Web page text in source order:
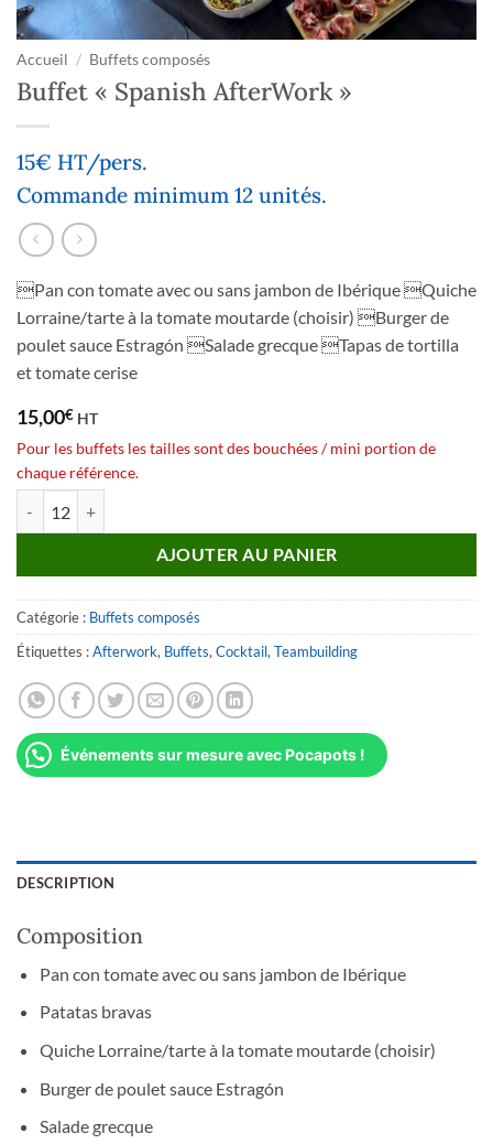
Accueil / Buffets composés
Buffet « Spanish AfterWork »
15€ HT/pers.
Commande minimum 12 unités.
Pan con tomate avec ou sans jambon de Ibérique Quiche
Lorraine/tarte à la tomate moutarde (choisir) Burger de
poulet sauce Estragón Salade grecque Tapas de tortilla
et tomate cerise
15,00€ HT
Pour les buffets les tailles sont des bouchées / mini portion de
chaque référence.
AJOUTER AU PANIER
Catégorie : Buffets composés
Étiquettes :Afterwork, Buffets,Cocktail,Teambuilding
Événements sur mesure avec Pocapots !
DESCRIPTION
Composition
Pan con tomate avec ou sans jambon de Ibérique
Patatas bravas
Quiche Lorraine/tarte à la tomate moutarde (choisir)
Burger de poulet sauce Estragón
Salade grecque